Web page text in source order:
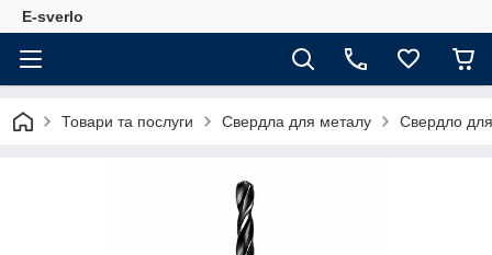
E-sverlo
Товари та послуги Свердла для металу Свердло